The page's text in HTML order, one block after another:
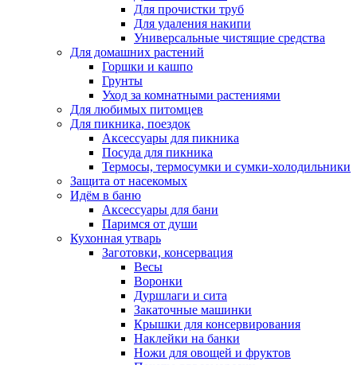
Для прочистки труб
Для удаления накипи
Универсальные чистящие средства
Для домашних растений
Горшки и кашпо
Грунты
Уход за комнатными растениями
Для любимых питомцев
Для пикника, поездок
Аксессуары для пикника
Посуда для пикника
Термосы, термосумки и сумки-холодильники
Защита от насекомых
Идём в баню
Аксессуары для бани
Паримся от души
Кухонная утварь
Заготовки, консервация
Весы
Воронки
Дуршлаги и сита
Закаточные машинки
Крышки для консервирования
Наклейки на банки
Ножи для овощей и фруктов